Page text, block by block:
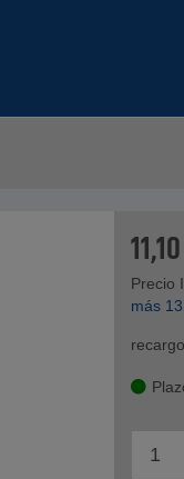
11,10
Precio
más